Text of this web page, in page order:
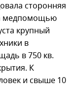
сторонняя
медпомощью
крупный
в
в 750 кв.
К
и свыше 10